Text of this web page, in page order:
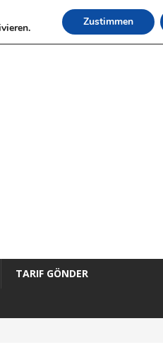
TARIF GÖNDER
Zustimmen